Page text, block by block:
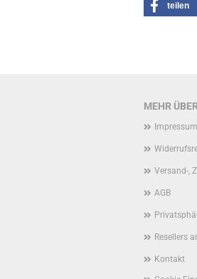
teilen
MEHR
Impressum
Versand-,
AGB
Resellers
Kontakt